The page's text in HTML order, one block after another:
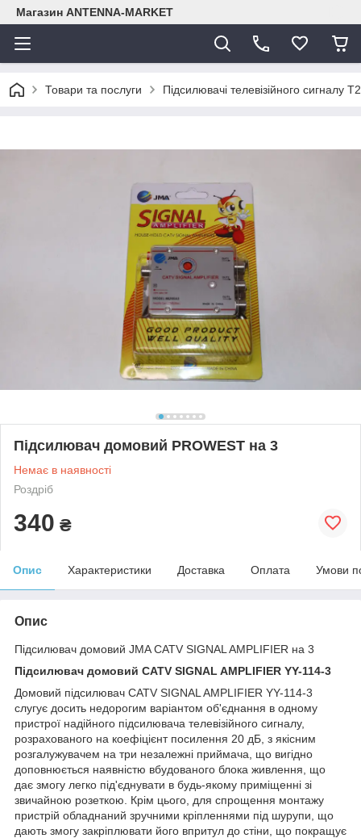
Магазин ANTENNA-MARKET
Товари та послуги Підсилювачі телевізійного сигналу
Підсилювач домовий PROWEST на 3
Немає в наявності
Роздріб
340 ₴
Опис Характеристики Доставка Оплата Умови
Опис
Підсилювач домовий JMA CATV SIGNAL AMPLIFIER на 3
Підсилювач домовий CATV SIGNAL AMPLIFIER YY-114-3
Домовий підсилювач CATV SIGNAL AMPLIFIER YY-114-3
слугує досить недорогим варіантом об'єднання в одному
пристрої надійного підсилювача телевізійного сигналу,
розрахованого на коефіцієнт посилення 20 дБ, з якісним
розгалужувачем на три незалежні приймача, що вигідно
доповнюється наявністю вбудованого блока живлення, що
дає змогу легко під'єднувати в будь-якому приміщенні зі
звичайною розеткою. Крім цього, для спрощення монтажу
пристрій обладнаний зручними кріпленнями під шурупи, що
дають змогу закріплювати його впритул до стіни, що покращує